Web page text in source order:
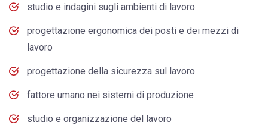
studio e indagini sugli ambienti di lavoro
progettazione ergonomica dei posti e dei mezzi di
lavoro
progettazione della sicurezza sul lavoro
fattore umano nei sistemi di produzione
studio e organizzazione del lavoro